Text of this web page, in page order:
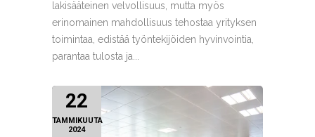
lakisääteinen velvollisuus, mutta myös
erinomainen mahdollisuus tehostaa yrityksen
toimintaa, edistää työntekijöiden hyvinvointia,
parantaa tulosta ja...
22
TAMMIKUUTA
2024